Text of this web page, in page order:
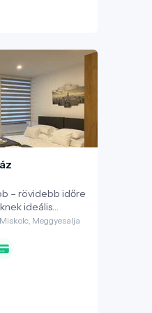
– rövidebb időre
ideális
kialakított
álló
választás
Meggyesalja